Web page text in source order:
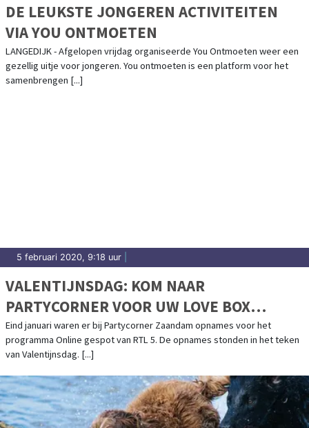
DE LEUKSTE JONGEREN ACTIVITEITEN
VIA YOU ONTMOETEN
LANGEDIJK - Afgelopen vrijdag organiseerde You Ontmoeten weer een
gezellig uitje voor jongeren. You ontmoeten is een platform voor het
samenbrengen [...]
5 februari 2020, 9:18 uur
VALENTIJNSDAG: KOM NAAR
PARTYCORNER VOOR UW LOVE BOX
(VIDEO)
Eind januari waren er bij Partycorner Zaandam opnames voor het
programma Online gespot van RTL 5. De opnames stonden in het teken
van Valentijnsdag. [...]